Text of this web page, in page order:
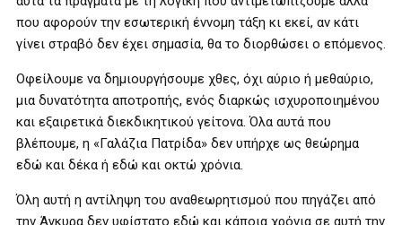
που αφορούν την εσωτερική έννομη τάξη κι εκεί, αν κάτι
γίνει στραβό δεν έχει σημασία, θα το διορθώσει ο επόμενος.
Οφείλουμε να δημιουργήσουμε χθες, όχι αύριο ή μεθαύριο,
μια δυνατότητα αποτροπής, ενός διαρκώς ισχυροποιημένου
και εξαιρετικά διεκδικητικού γείτονα. Όλα αυτά που
βλέπουμε, η «Γαλάζια Πατρίδα» δεν υπήρχε ως θεώρημα
εδώ και δέκα ή εδώ και οκτώ χρόνια.
Όλη αυτή η αντίληψη του αναθεωρητισμού που πηγάζει από
την Άγκυρα δεν υφίστατο εδώ και κάποια χρόνια σε αυτή την